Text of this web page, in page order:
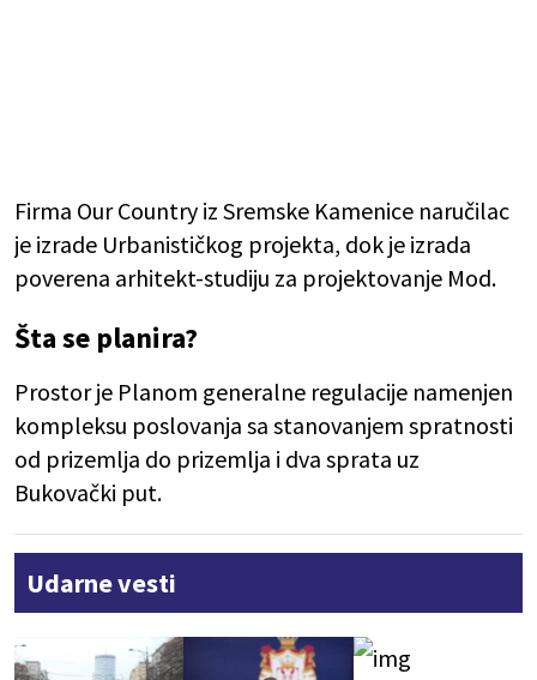
Firma Our Country iz Sremske Kamenice naručilac
je izrade Urbanističkog projekta, dok je izrada
poverena arhitekt-studiju za projektovanje Mod.
Šta se planira?
Prostor je Planom generalne regulacije namenjen
kompleksu poslovanja sa stanovanjem spratnosti
od prizemlja do prizemlja i dva sprata uz
Bukovački put.
Udarne vesti